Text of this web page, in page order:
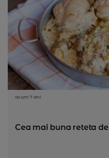
acum 7 ani
Cea mai buna reteta